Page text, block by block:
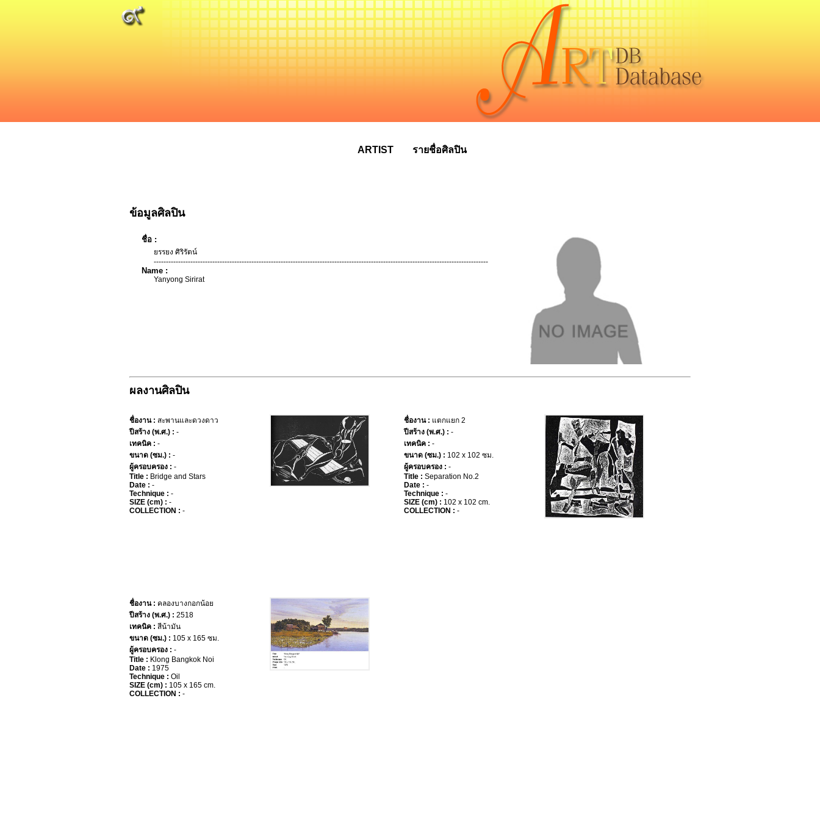
ARTIST รายชื่อศิลปิน
ข้อมูลศิลปิน
ชื่อ :
ยรรยง ศิริรัตน์
-----------------------------------------------------------------------------------------------------------------------------------------
Name :
Yanyong Sirirat
ผลงานศิลปิน
ชื่องาน : สะพานและดวงดาว
ปีสร้าง (พ.ศ.) : -
เทคนิค : -
ขนาด (ซม.) : -
ผู้ครอบครอง : -
Title : Bridge and Stars
Date : -
Technique : -
SIZE (cm) : -
COLLECTION : -
ชื่องาน : แตกแยก 2
ปีสร้าง (พ.ศ.) : -
เทคนิค : -
ขนาด (ซม.) : 102 x 102 ซม.
ผู้ครอบครอง : -
Title : Separation No.2
Date : -
Technique : -
SIZE (cm) : 102 x 102 cm.
COLLECTION : -
ชื่องาน : คลองบางกอกน้อย
ปีสร้าง (พ.ศ.) : 2518
เทคนิค : สีน้ามัน
ขนาด (ซม.) : 105 x 165 ซม.
ผู้ครอบครอง : -
Title : Klong Bangkok Noi
Date : 1975
Technique : Oil
SIZE (cm) : 105 x 165 cm.
COLLECTION : -